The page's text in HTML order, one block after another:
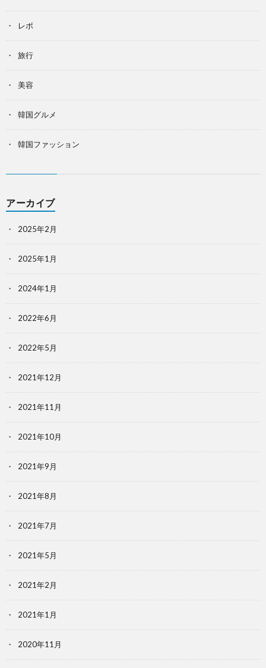
レポ
旅行
美容
韓国グルメ
韓国ファッション
アーカイブ
2025年2月
2025年1月
2024年1月
2022年6月
2022年5月
2021年12月
2021年11月
2021年10月
2021年9月
2021年8月
2021年7月
2021年5月
2021年2月
2021年1月
2020年11月